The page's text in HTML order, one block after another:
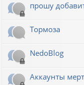
прошу
Тормоза
NedoBlog
Аккаунты